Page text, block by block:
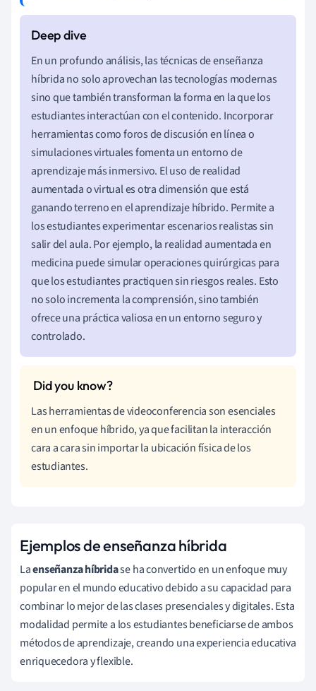
En un profundo análisis, las técnicas de enseñanza
híbrida no solo aprovechan las tecnologías modernas
sino que también transforman la forma en la que los
estudiantes interactúan con el contenido. Incorporar
herramientas como foros de discusión en línea o
simulaciones virtuales fomenta un entorno de
aprendizaje más inmersivo. El uso de realidad
aumentada o virtual es otra dimensión que está
ganando terreno en el aprendizaje híbrido. Permite a
los estudiantes experimentar escenarios realistas sin
salir del aula. Por ejemplo, la realidad aumentada en
medicina puede simular operaciones quirúrgicas para
que los estudiantes practiquen sin riesgos reales. Esto
no solo incrementa la comprensión, sino también
ofrece una práctica valiosa en un entorno seguro y
controlado.
Las herramientas de videoconferencia son esenciales
en un enfoque híbrido, ya que facilitan la interacción
cara a cara sin importar la ubicación física de los
estudiantes.
Ejemplos de enseñanza híbrida
Laenseñanza híbridase ha convertido en un enfoque muy
popular en el mundo educativo debido a su capacidad para
combinar lo mejor de las clases presenciales y digitales. Esta
modalidad permite a los estudiantes beneficiarse de ambos
métodos de aprendizaje, creando una experiencia educativa
enriquecedora y flexible.